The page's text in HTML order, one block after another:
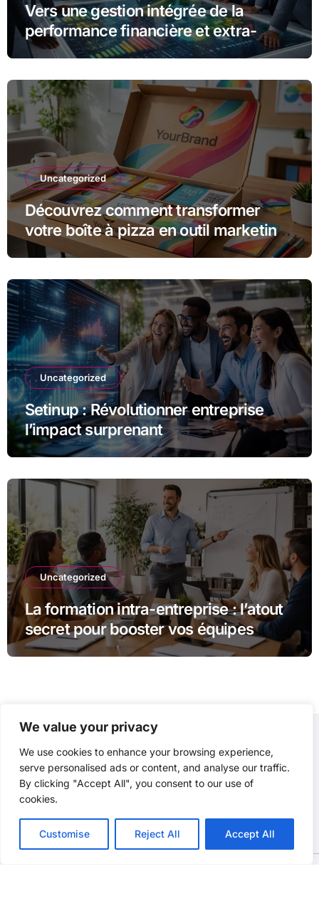
We value your privacy
We use cookies to enhance your browsing experience,
serve personalised ads or content, and analyse our traffic.
By clicking "Accept All", you consent to our use of
cookies.
Customise Reject All Accept All
Vers une gestion intégrée de la
performance financière et extra-
financière avec Opteva
Uncategorized
Découvrez comment transformer
votre boîte à pizza en outil marketing
unique
Uncategorized
Setinup : Révolutionner entreprise
l’impact surprenant
Uncategorized
La formation intra-entreprise : l’atout
secret pour booster vos équipes
P3D